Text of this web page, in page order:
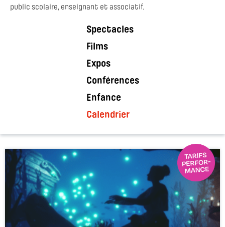
public scolaire, enseignant et associatif.
Spectacles
Films
Expos
Conférences
Enfance
Calendrier